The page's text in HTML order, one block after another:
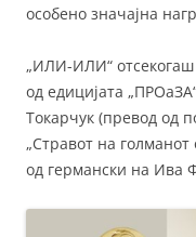
особено значајна
„ИЛИ-ИЛИ“ отсекогаш
од едицијата
Токарчук (превод од
„Стравот на
од германски на Ива